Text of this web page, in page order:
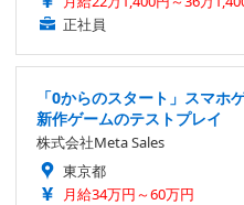
正社員
「0からのスタート」スマ
新作ゲームのテストプレイ
株式会社Meta Sales
東京都
月給34万円～60万円